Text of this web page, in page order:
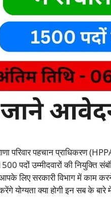
पहचान प्राधिकरण
पदों उम्मीदवारों की नियुक्ति
लिए सरकारी विभाग में काम
क्या होगी इन सब के बारे